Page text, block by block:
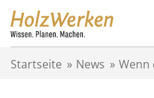
Startseite » News » Wenn